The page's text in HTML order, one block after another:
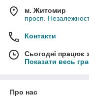
м. Житомир
просп.
Контакти
Сьогодні працює
Показати весь
Про нас